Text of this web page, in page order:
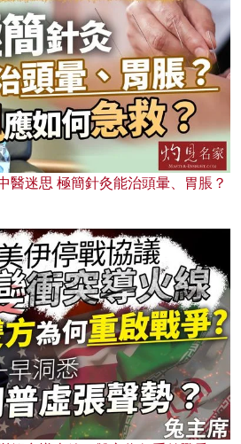
醫迷思 極簡針灸能治頭暈、胃脹？